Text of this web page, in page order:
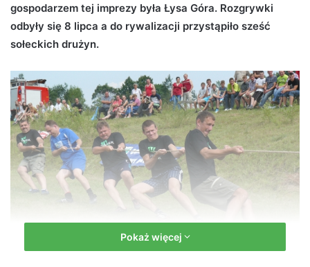
n
e
m
i
l
gospodarzem tej imprezy była Łysa Góra. Rozgrywki
odbyły się 8 lipca a do rywalizacji przystąpiło sześć
sołeckich drużyn.
Pokaż więcej